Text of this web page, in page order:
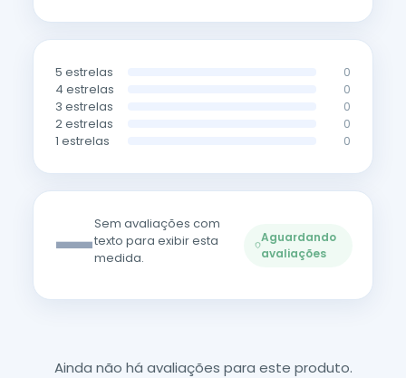
5 estrelas 0
4 estrelas 0
3 estrelas 0
2 estrelas 0
1 estrelas 0
—Sem avaliações com
texto para exibir esta
medida.
Aguardando
avaliações
Ainda não há avaliações para este produto.